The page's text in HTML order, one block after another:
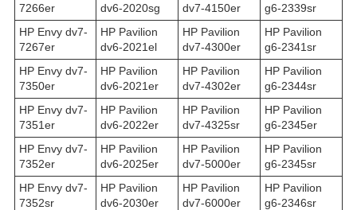
7266er
dv6-2020sg
dv7-4150er
g6-2339sr
HP Envy dv7-
7267er
HP Pavilion
dv6-2021el
HP Pavilion
dv7-4300er
HP Pavilion
g6-2341sr
HP Envy dv7-
7350er
HP Pavilion
dv6-2021er
HP Pavilion
dv7-4302er
HP Pavilion
g6-2344sr
HP Envy dv7-
7351er
HP Pavilion
dv6-2022er
HP Pavilion
dv7-4325sr
HP Pavilion
g6-2345er
HP Envy dv7-
7352er
HP Pavilion
dv6-2025er
HP Pavilion
dv7-5000er
HP Pavilion
g6-2345sr
HP Envy dv7-
7352sr
HP Pavilion
dv6-2030er
HP Pavilion
dv7-6000er
HP Pavilion
g6-2346sr